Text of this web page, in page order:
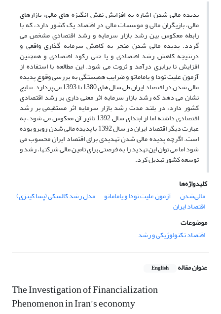
پدیده مالی شدن اشاره به افزایش نقش انگیزه های مالی، بازارهای
مالی، بازیگران مالی و موسسات مالی در اقتصاد یک کشور دارد، که با
رابطه معکوس بین رشد بازار سرمایه و رشد اقتصادی مشخص می
گردد. پدیده مالی شدن منجر به کاهش سرمایه گذاری واقعی و
درنتیجه کاهش رشد اقتصادی و یا حتی رکود اقتصادی و همچنین
افزایش نا برابری درآمد و ثروت می شود. این مطالعه با استفاده از
آزمون علیت تودا و یاماماتو و ضرایب همبستگی به بررسی وقوع پدیده
مالی شدن در اقتصاد ایران طی سال های 1380 تا 1393 می پردازد. نتایج
نشان می دهد که رشد بازار سرمایه اثر معنی داری بر رشد اقتصادی
کشور دارد، در بلند مدت رشد بازار سرمایه اثر مستقیمی بر رشد
اقتصادی داشته اما از ابتدای سال 1392 تاثیر آن معکوس می شود، به
عبارت دیگر اقتصاد ایران در سال 1392 با پدیده مالی شدن روبرو بوده
است. اگرچه پدیده مالی شدن تهدیدی برای اقتصاد ایران محسوب می
شود اما می توان این تهدید را به فرصتی برای تامین مالی شرکتها، رشد و
توسعه کشور تبدیل کرد.
کلیدواژه‌ها
مالی‌شدن
آزمون علیت تودا و یاماماتو مدل رشد کالسکی (پسا کینزی)
اقتصاد ایران
موضوعات
اقتصاد تکنولوژیکی و رشد
عنوان مقاله English
The Investigation of Financialization
Phenomenon in Iran’s economy